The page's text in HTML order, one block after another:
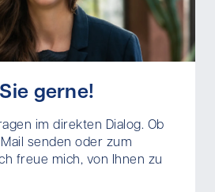
gerne!
im direkten Dialog. Ob
senden oder zum
freue mich, von Ihnen zu